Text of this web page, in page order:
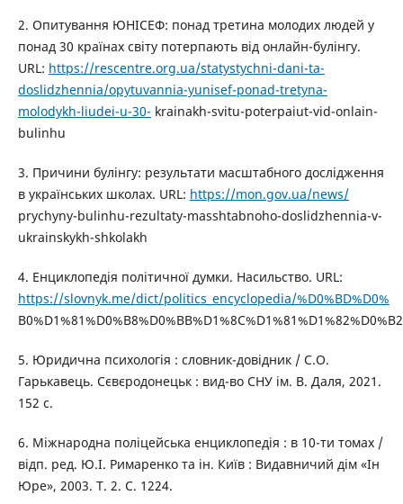
2. Опитування ЮНІСЕФ: понад третина молодих людей у
понад 30 країнах світу потерпають від онлайн-булінгу.
URL: https://rescentre.org.ua/statystychni-dani-ta-
doslidzhennia/opytuvannia-yunisef-ponad-tretyna-
molodykh-liudei-u-30- krainakh-svitu-poterpaiut-vid-onlain-
bulinhu
3. Причини булінгу: результати масштабного дослідження
в українських школах. URL: https://mon.gov.ua/news/
prychyny-bulinhu-rezultaty-masshtabnoho-doslidzhennia-v-
ukrainskykh-shkolakh
4. Енциклопедія політичної думки. Насильство. URL:
https://slovnyk.me/dict/politics_encyclopedia/%D0%BD%D0%
5. Юридична психологія : словник-довідник / С.О.
Гарькавець. Сєвєродонецьк : вид-во СНУ ім. В. Даля, 2021.
152 с.
6. Міжнародна поліцейська енциклопедія : в 10-ти томах /
відп. ред. Ю.І. Римаренко та ін. Київ : Видавничий дім «Ін
Юре», 2003. T. 2. С. 1224.